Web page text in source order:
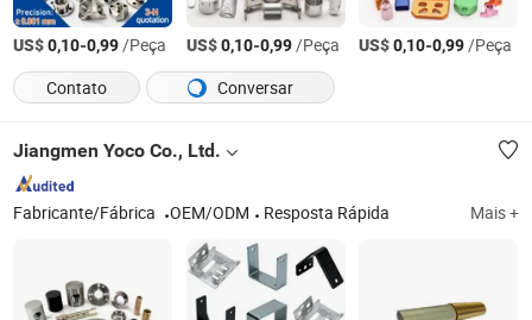
US$0,10-0,99/Peça US$0,10-0,99/Peça US$0,10-0,99/Peça
Contato
Conversar
Jiangmen Yoco Co., Ltd.
Fabricante/Fábrica OEM/ODM Resposta Rápida Mais +